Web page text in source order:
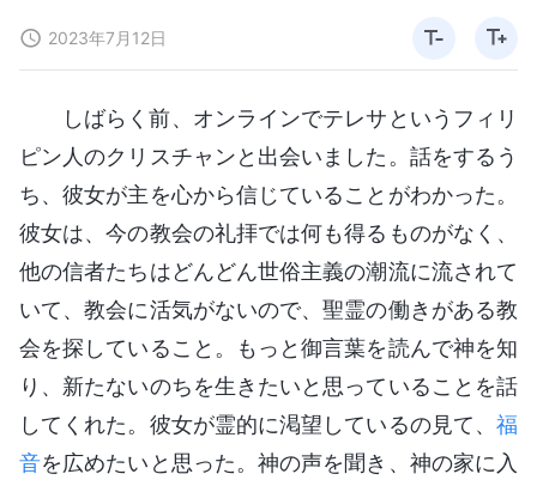
2023年7月12日
しばらく前、オンラインでテレサというフィリ
ピン人のクリスチャンと出会いました。話をするう
ち、彼女が主を心から信じていることがわかった。
彼女は、今の教会の礼拝では何も得るものがなく、
他の信者たちはどんどん世俗主義の潮流に流されて
いて、教会に活気がないので、聖霊の働きがある教
会を探していること。もっと御言葉を読んで神を知
り、新たないのちを生きたいと思っていることを話
してくれた。彼女が霊的に渇望しているの見て、 福
音を広めたいと思った。神の声を聞き、神の家に入